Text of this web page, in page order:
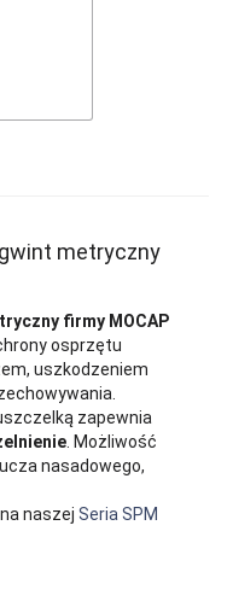
metryczny
firmy MOCAP
osprzętu
uszkodzeniem
zapewnia
. Możliwość
nasadowego,
naszejSeria SPM